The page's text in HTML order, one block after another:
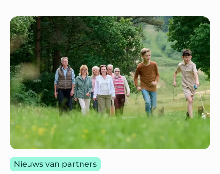
zij uit hoe de ziekte ontstaat, welke
behandelingen er zijn en wat de gevolgen van MS
kunnen zijn in het dagelijks leven.
Nieuws van partners